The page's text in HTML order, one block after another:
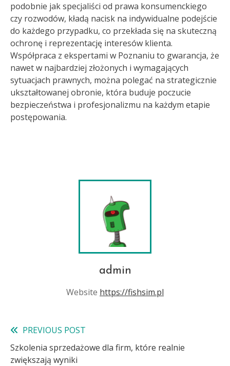
podobnie jak specjaliści od prawa konsumenckiego
czy rozwodów, kładą nacisk na indywidualne podejście
do każdego przypadku, co przekłada się na skuteczną
ochronę i reprezentację interesów klienta.
Współpraca z ekspertami w Poznaniu to gwarancja, że
nawet w najbardziej złożonych i wymagających
sytuacjach prawnych, można polegać na strategicznie
ukształtowanej obronie, która buduje poczucie
bezpieczeństwa i profesjonalizmu na każdym etapie
postępowania.
admin
Website https://fishsim.pl
Read
more
PREVIOUS POST
Szkolenia sprzedażowe dla firm, które realnie
zwiększają wyniki